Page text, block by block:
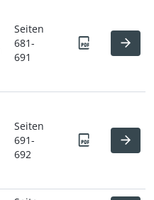
Seiten
681-
691
Seiten
691-
692